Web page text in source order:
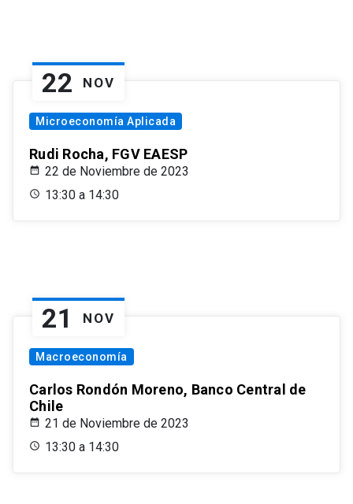
22 NOV
Microeconomía Aplicada
Rudi Rocha, FGV EAESP
22 de Noviembre de 2023
13:30 a 14:30
21 NOV
Macroeconomía
Carlos Rondón Moreno, Banco Central de
Chile
21 de Noviembre de 2023
13:30 a 14:30